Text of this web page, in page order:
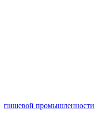
пищевой промышленности